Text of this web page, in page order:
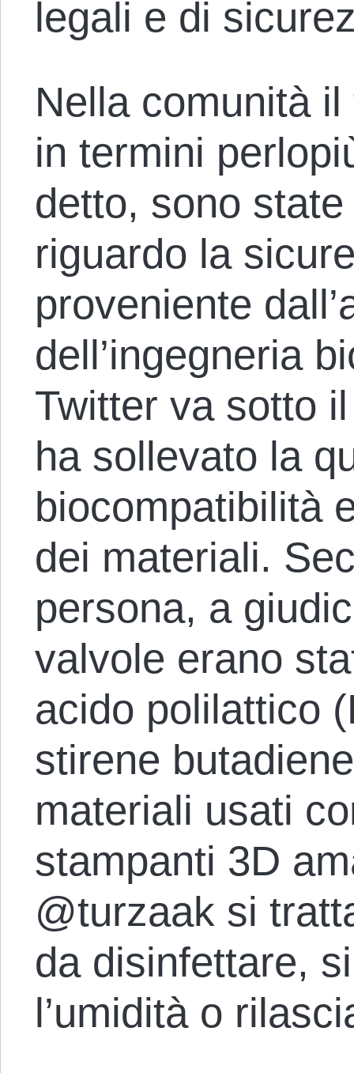
legali e di
Nella comunità
in termini
detto, sono
riguardo la
proveniente
dell’ingegneria
Twitter va sotto
ha sollevato la
biocompatibilità
dei materiali.
persona, a
valvole erano
acido polilattico
stirene
materiali usati
stampanti 3D
@turzaak si
da disinfettare,
l’umidità o